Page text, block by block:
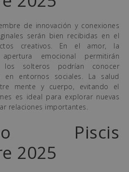
de innovación y conexiones
serán bien recibidas en el
creativos. En el amor, la
emocional permitirán
los solteros podrían conocer
en entornos sociales. La salud
mente y cuerpo, evitando el
es ideal para explorar nuevas
relaciones importantes.
Piscis
2025